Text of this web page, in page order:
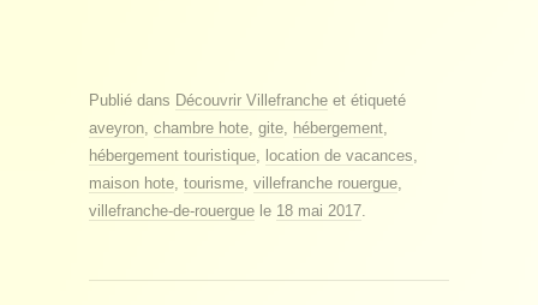
Publié dans Découvrir Villefranche et étiqueté
aveyron, chambre hote, gite, hébergement,
hébergement touristique, location de vacances,
maison hote, tourisme, villefranche rouergue,
villefranche-de-rouergue le 18 mai 2017.